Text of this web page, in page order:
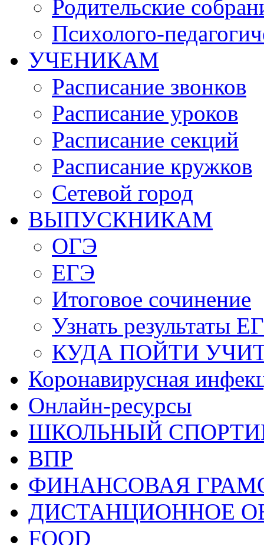
Родительские
Психолого-
УЧЕНИКАМ
Расписание звонков
Расписание уроков
Расписание секций
Расписание кружков
Сетевой город
ВЫПУСКНИКАМ
ОГЭ
ЕГЭ
Итоговое сочинение
Узнать результаты
КУДА ПОЙТИ
Коронавирусная
Онлайн-ресурсы
ШКОЛЬНЫЙ
ВПР
ФИНАНСОВАЯ
ДИСТАНЦИОННОЕ
FOOD